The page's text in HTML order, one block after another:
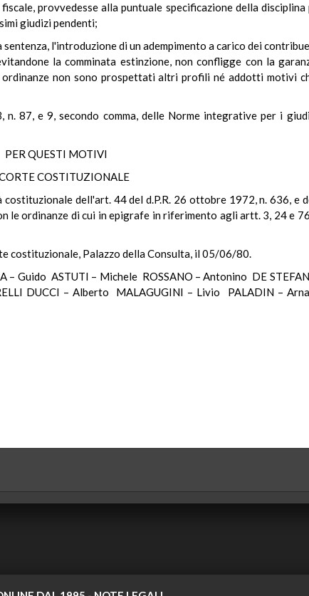
provvedesse alla puntuale specificazione della disciplina
giudizi pendenti;
l'introduzione di un adempimento a carico dei
la comminata estinzione, non confligge con la
non sono prospettati altri profili né addotti motivi
87, e 9, secondo comma, delle Norme integrative per i
PER QUESTI MOTIVI
COSTITUZIONALE
dell'art. 44 del d.P.R. 26 ottobre 1972, n. 636, e
le ordinanze di cui in epigrafe in riferimento agli artt. 3, 24 e
costituzionale, Palazzo della Consulta, il 05/06/80.
Guido ASTUTI – Michele ROSSANO – Antonino DE
DUCCI – Alberto MALAGUGINI – Livio PALADIN –